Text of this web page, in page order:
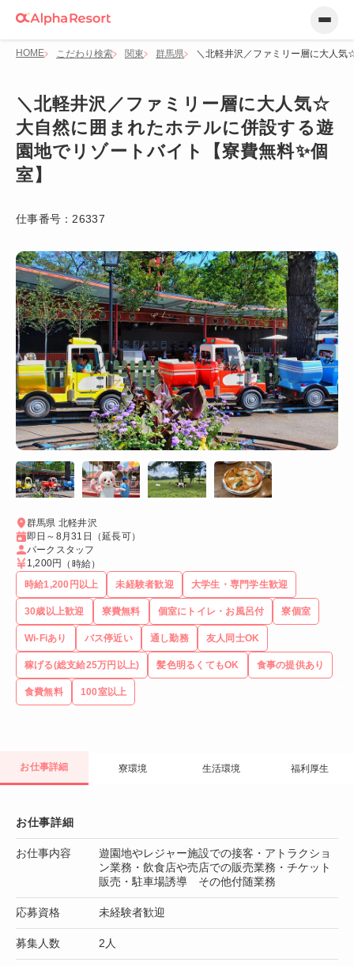
HOME こだわり検索 関東 群馬県 ＼北軽井沢／ファミリー層に大人
＼北軽井沢／ファミリー層に大人気☆
大自然に囲まれたホテルに併設する遊
園地でリゾートバイト【寮費無料✨個
室】
仕事番号： 26337
群馬県 北軽井沢
即日～8月31日（延長可）
パークスタッフ
1,200円
（時給）
時給1,200円以上
未経験者歓迎 大学生・専門学生歓迎
30歳以上歓迎 寮費無料 個室にトイレ・お風呂付 寮個室
Wi-Fiあり バス停近い 通し勤務 友人同士OK
稼げる(総支給25万円以上) 髪色明るくてもOK 食事の提供あり
食費無料 100室以上
お仕事詳細 寮環境 生活環境 福利厚生
お仕事詳細
お仕事内容
遊園地やレジャー施設での接客・アトラクショ
ン業務・飲食店や売店での販売業務・チケット
販売・駐車場誘導 その他付随業務
応募資格 未経験者歓迎
募集人数 2人